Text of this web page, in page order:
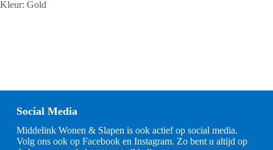
Kleur: Gold
Social Media
Middelink Wonen & Slapen is ook actief op social media.
Volg ons ook op Facebook en Instagram. Zo bent u altijd op